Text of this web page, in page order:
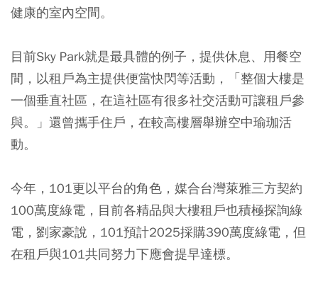
健康的室內空間。
目前Sky Park就是最具體的例子，提供休息、用餐空
間，以租戶為主提供便當快閃等活動，「整個大樓是
一個垂直社區，在這社區有很多社交活動可讓租戶參
與。」還曾攜手住戶，在較高樓層舉辦空中瑜珈活
動。
今年，101更以平台的角色，媒合台灣萊雅三方契約
100萬度綠電，目前各精品與大樓租戶也積極探詢綠
電，劉家豪說，101預計2025採購390萬度綠電，但
在租戶與101共同努力下應會提早達標。